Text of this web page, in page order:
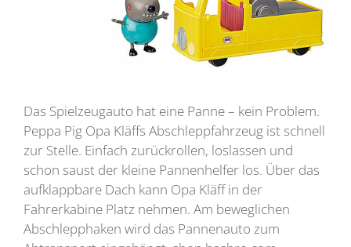
Das Spielzeugauto hat eine Panne – kein Problem.
Peppa Pig Opa Kläffs Abschleppfahrzeug ist schnell
zur Stelle. Einfach zurückrollen, loslassen und
schon saust der kleine Pannenhelfer los. Über das
aufklappbare Dach kann Opa Kläff in der
Fahrerkabine Platz nehmen. Am beweglichen
Abschlepphaken wird das Pannenauto zum